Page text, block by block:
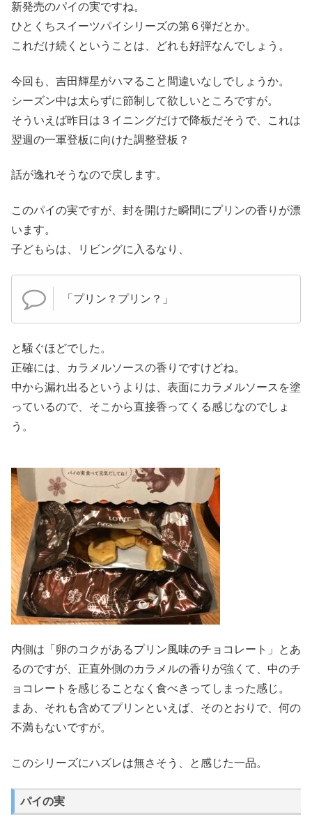
新発売のパイの実ですね。
ひとくちスイーツパイシリーズの第６弾だとか。
これだけ続くということは、どれも好評なんでしょう。
今回も、吉田輝星がハマること間違いなしでしょうか。
シーズン中は太らずに節制して欲しいところですが。
そういえば昨日は３イニングだけで降板だそうで、これは
翌週の一軍登板に向けた調整登板？
話が逸れそうなので戻します。
このパイの実ですが、封を開けた瞬間にプリンの香りが漂
います。
子どもらは、リビングに入るなり、
「プリン？プリン？」
と騒ぐほどでした。
正確には、カラメルソースの香りですけどね。
中から漏れ出るというよりは、表面にカラメルソースを塗
っているので、そこから直接香ってくる感じなのでしょ
う。
内側は「卵のコクがあるプリン風味のチョコレート」とあ
るのですが、正直外側のカラメルの香りが強くて、中のチ
ョコレートを感じることなく食べきってしまった感じ。
まあ、それも含めてプリンといえば、そのとおりで、何の
不満もないですが。
このシリーズにハズレは無さそう、と感じた一品。
パイの実